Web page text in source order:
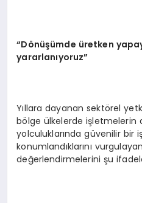
“Dönüşümde üretken
yararlanıyoruz”
Yıllara dayanan sektörel
bölge ülkelerde işletmelerin
yolculuklarında güvenilir bir
konumlandıklarını
değerlendirmelerini şu